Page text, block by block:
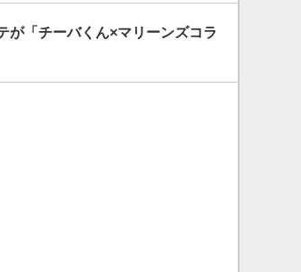
「チーバくん×マリーンズコラ